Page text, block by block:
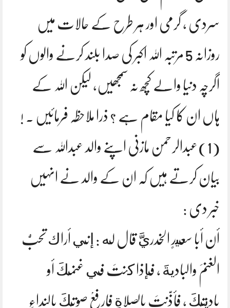
سردی ، گرمی اور ہر طرح کے حالات میں
روزانہ 5 مرتبہ اللہ اکبر کی صدا بلند کرنے والوں کو
اگرچہ دنیا والے کچھ نہ سمجھیں، لیکن اللہ کے
ہاں ان کا کیا مقام ہے ؟ ذرا ملاحظہ فرمائیں ۔ !
(1)عبدالرحمن مازنی اپنے والد عبداللہ سے
بیان کرتے ہیں کہ ان کے والد نے انہیں
خبر دی :
أن أبا سعيدٍ الخدريَّ قال له : إني أراك تحبُّ
الغنمَ والباديةَ ، فإذا كنتَ في غنمِكَ أو
باديتِكَ ، فأذَّنتَ بالصلاةِ فارفعْ صوتَكَ بالنداءِ